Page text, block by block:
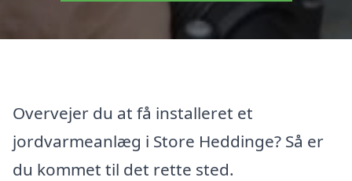
Overvejer du at få installeret et
jordvarmeanlæg i Store Heddinge? Så er
du kommet til det rette sted.